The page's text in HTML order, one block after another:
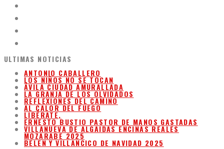
ULTIMAS NOTICIAS
ANTONIO CABALLERO
LOS NIÑOS NO SE TOCAN
ÁVILA CIUDAD AMURALLADA
LA GRANJA DE LOS OLVIDADOS
REFLEXIONES DEL CAMINO
AL CALOR DEL FUEGO
LIBÉRATE,
ERNESTO BUSTIO PASTOR DE MANOS GASTADAS
VILLANUEVA DE ALGAIDAS ENCINAS REALES
MOZARABE 2025
BELEN Y VILLANCICO DE NAVIDAD 2025